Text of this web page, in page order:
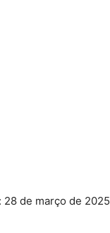
28 de março de 2025